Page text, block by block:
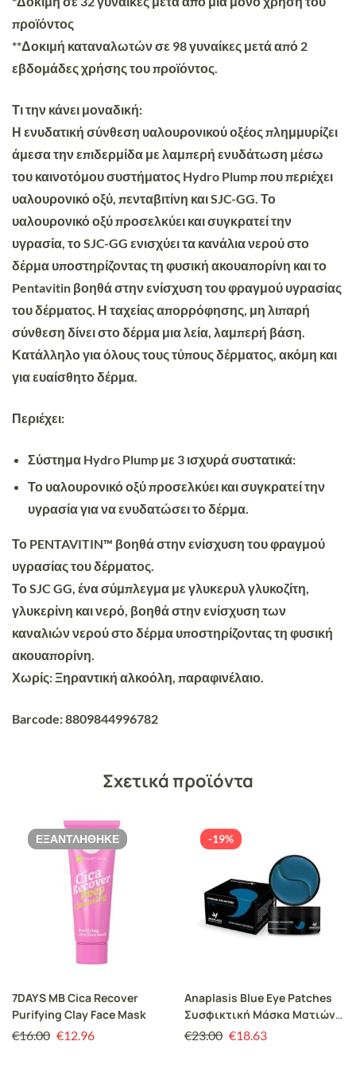
προϊόντος
**Δοκιμή καταναλωτών σε 98 γυναίκες μετά από 2
εβδομάδες χρήσης του προϊόντος.
Τι την κάνει μοναδική:
Η ενυδατική σύνθεση υαλουρονικού οξέος πλημμυρίζει
άμεσα την επιδερμίδα με λαμπερή ενυδάτωση μέσω
του καινοτόμου συστήματος Hydro Plump που περιέχει
υαλουρονικό οξύ, πενταβιτίνη και SJC-GG. Το
υαλουρονικό οξύ προσελκύει και συγκρατεί την
υγρασία, το SJC-GG ενισχύει τα κανάλια νερού στο
δέρμα υποστηρίζοντας τη φυσική ακουαπορίνη και το
Pentavitin βοηθά στην ενίσχυση του φραγμού υγρασίας
του δέρματος. Η ταχείας απορρόφησης, μη λιπαρή
σύνθεση δίνει στο δέρμα μια λεία, λαμπερή βάση.
Κατάλληλο για όλους τους τύπους δέρματος, ακόμη και
για ευαίσθητο δέρμα.
Περιέχει:
Σύστημα Hydro Plump με 3 ισχυρά συστατικά:
Το υαλουρονικό οξύ προσελκύει και συγκρατεί την
υγρασία για να ενυδατώσει το δέρμα.
Το PENTAVITIN™ βοηθά στην ενίσχυση του φραγμού
υγρασίας του δέρματος.
Το SJC GG, ένα σύμπλεγμα με γλυκερυλ γλυκοζίτη,
γλυκερίνη και νερό, βοηθά στην ενίσχυση των
καναλιών νερού στο δέρμα υποστηρίζοντας τη φυσική
ακουαπορίνη.
Χωρίς: Ξηραντική αλκοόλη, παραφινέλαιο.
Barcode: 8809844996782
Σχετικά προϊόντα
ΕΞΑΝΤΛΉΘΗΚΕ
7DAYS MB Cica Recover
Purifying Clay Face Mask
€16.00 €12.96
-19%
Anaplasis Blue Eye Patches
Συσφικτική Μάσκα Ματιών,
60 patches
€23.00 €18.63